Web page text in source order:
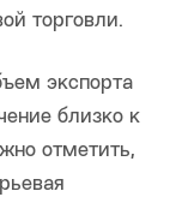
торговли.
экспорта
близко к
отметить,